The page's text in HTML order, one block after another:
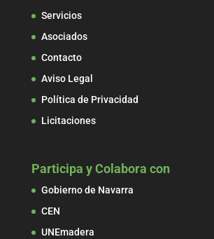
Servicios
Asociados
Contacto
Aviso Legal
Política de Privacidad
Licitaciones
Participa y Colabora con
Gobierno de Navarra
CEN
UNEmadera